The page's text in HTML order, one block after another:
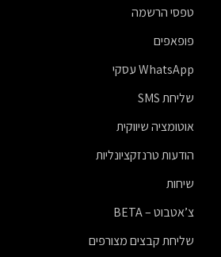
טפסי הרשמה
פופאפים
WhatsApp עסקי
שליחת SMS
אוטומציה שיווקית
הודעות טרנזקציונליות
שיחות
צ’אטבוט – BETA
שליחת קבצים מצורפים